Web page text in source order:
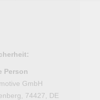
Person
GmbH
74427, DE